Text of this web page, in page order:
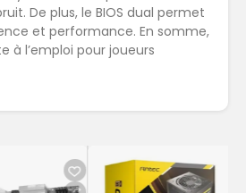
De plus, le BIOS dual permet
et performance. En somme,
à l’emploi pour joueurs